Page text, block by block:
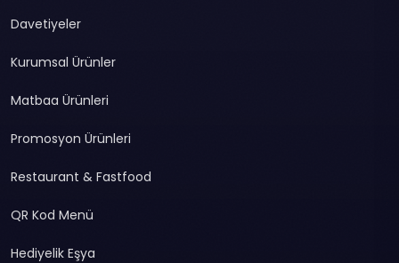
Davetiyeler
Kurumsal Ürünler
Matbaa Ürünleri
Promosyon Ürünleri
Restaurant & Fastfood
QR Kod Menü
Hediyelik Eşya